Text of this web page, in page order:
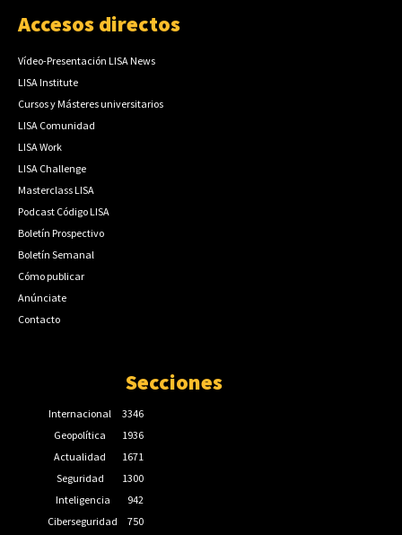
Accesos directos
Vídeo-Presentación LISA News
LISA Institute
Cursos y Másteres universitarios
LISA Comunidad
LISA Work
LISA Challenge
Masterclass LISA
Podcast Código LISA
Boletín Prospectivo
Boletín Semanal
Cómo publicar
Anúnciate
Contacto
Secciones
Internacional
3346
Geopolítica
1936
Actualidad
1671
Seguridad
1300
Inteligencia
942
Ciberseguridad
750